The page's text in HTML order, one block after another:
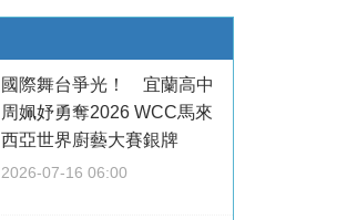
國際舞台爭光！ 宜蘭高中
周姵妤勇奪2026 WCC馬來
西亞世界廚藝大賽銀牌
2026-07-16 06:00